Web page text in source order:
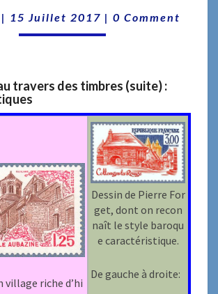
DES
TIMBRES
| 15 Juillet 2017 | Comments
0 Comment
travers des timbres (suite) :
village riche d’hi
Dessin de Pierre For
get, dont on recon
naît le style baroqu
e caractéristique.
De gauche à droite: